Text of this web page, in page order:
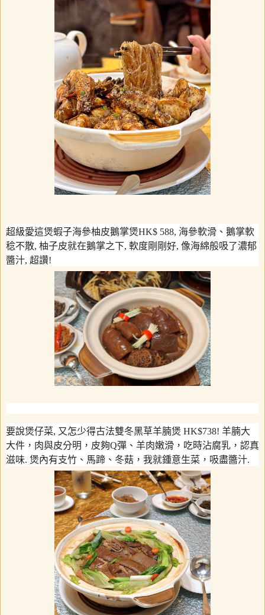
超級愛這煲蝦子海參柚皮鵝掌煲HK$ 588, 海參軟滑、鵝掌軟
稔不散, 柚子皮就在鵝掌之下, 軟度剛剛好, 像海綿般吸了濃郁
醬汁, 超讚!
要說煲仔菜, 又怎少得古法雙冬黑草羊腩煲 HK$738! 羊腩大
大件，肉與皮分明，皮夠Q彈、羊肉嫩滑，吃時沾腐乳，認真
滋味. 煲內有支竹、馬蹄、冬菇，我就鍾意生菜，吸盡醬汁.